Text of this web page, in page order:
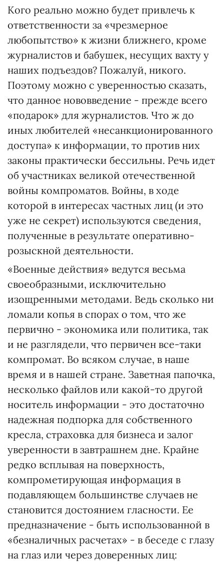
Кого реально можно будет привлечь к
ответственности за «чрезмерное
любопытство» к жизни ближнего, кроме
журналистов и бабушек, несущих вахту у
наших подъездов? Пожалуй, никого.
Поэтому можно с уверенностью сказать,
что данное нововведение - прежде всего
«подарок» для журналистов. Что ж до
иных любителей «несанкционированного
доступа» к информации, то против них
законы практически бессильны. Речь идет
об участниках великой отечественной
войны компроматов. Войны, в ходе
которой в интересах частных лиц (и это
уже не секрет) используются сведения,
полученные в результате оперативно-
розыскной деятельности.
«Военные действия» ведутся весьма
своеобразными, исключительно
изощренными методами. Ведь сколько ни
ломали копья в спорах о том, что же
первично - экономика или политика, так
и не разглядели, что первичен все-таки
компромат. Во всяком случае, в наше
время и в нашей стране. Заветная папочка,
несколько файлов или какой-то другой
носитель информации - это достаточно
надежная подпорка для собственного
кресла, страховка для бизнеса и залог
уверенности в завтрашнем дне. Крайне
редко всплывая на поверхность,
компрометирующая информация в
подавляющем большинстве случаев не
становится достоянием гласности. Ее
предназначение - быть использованной в
«безналичных расчетах» - в беседе с глазу
на глаз или через доверенных лиц: